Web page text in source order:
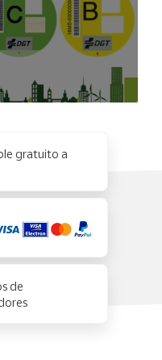
gratuito a
de